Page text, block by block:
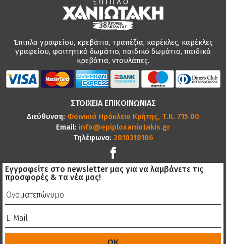
Έπιπλα γραφείου, κρεβάτια, τραπέζια, καρέκλες, καρέκλες
γραφείου, φοιτητικό δωμάτιο, παιδικό δωμάτιο, παιδικά
κρεβάτια, ντουλάπες.
ΣΤΟΙΧΕΙΑ ΕΠΙΚΟΙΝΩΝΙΑΣ
Διεύθυνση: Φοινικιά Ηράκλειο Κρήτης, Τ.Κ. 715 00
Email: info@epiploxaniotakis.gr
Τηλέφωνα: 2810318106
Εγγραφείτε στο newsletter μας για να λαμβάνετε τις
προσφορές & τα νέα μας!